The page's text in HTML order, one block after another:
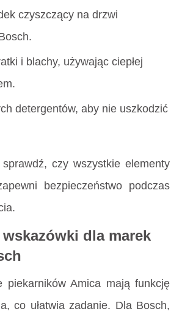
czyszczący na drzwi
i blachy, używając ciepłej
detergentów, aby nie uszkodzić
czy wszystkie elementy
bezpieczeństwo podczas
dla marek
piekarników Amica mają funkcję
co ułatwia zadanie. Dla Bosch,